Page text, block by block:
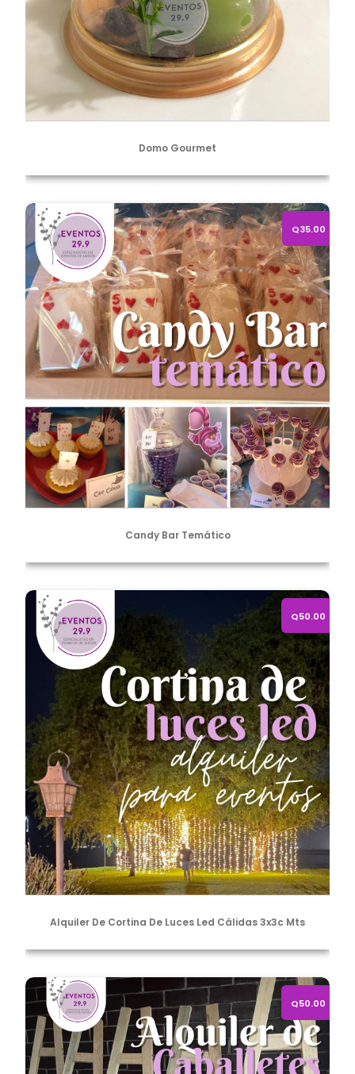
Domo Gourmet
Candy bar temático
Candy Bar Temático
Q35.00
Alquiler de cortina de luces led cálidas 3x3c mts
Alquiler De Cortina De Luces Led Cálidas 3x3c Mts
Q50.00
Alquiler de Caballetes de Madera
Q50.00